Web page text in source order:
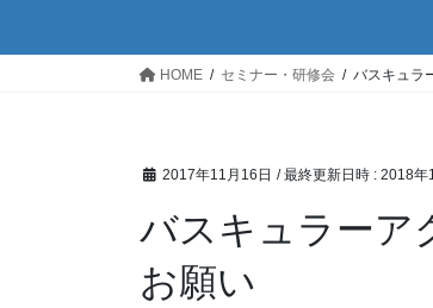
HOME セミナー・研修会 バスキュラ
2017年11月16日 / 最終更新日時 : 2018年
バスキュラーア
お願い